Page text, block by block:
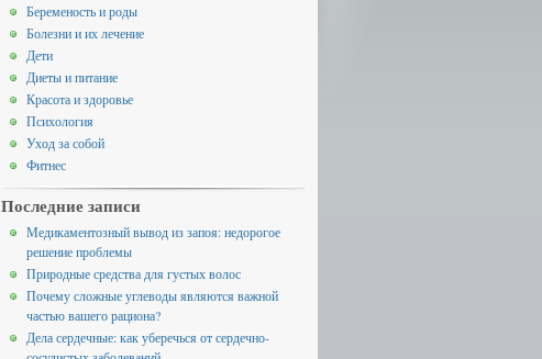
Беременость и роды
Болезни и их лечение
Дети
Диеты и питание
Красота и здоровье
Психология
Уход за собой
Фитнес
Последние записи
Медикаментозный вывод из запоя: недорогое
решение проблемы
Природные средства для густых волос
Почему сложные углеводы являются важной
частью вашего рациона?
Дела сердечные: как уберечься от сердечно-